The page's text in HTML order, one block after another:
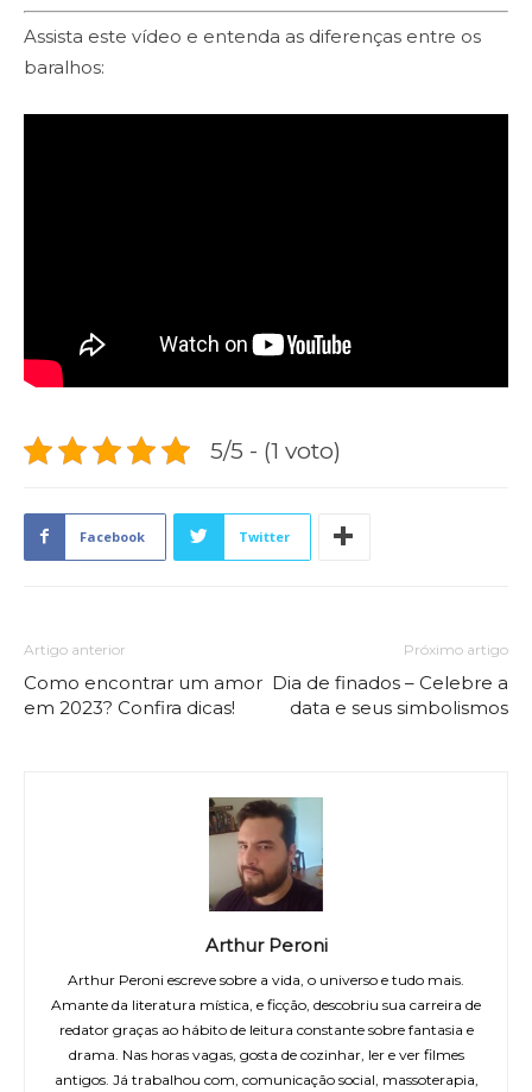
Assista este vídeo e entenda as diferenças entre os
baralhos:
5/5 - (1 voto)
Facebook Twitter
Artigo anterior
Como encontrar um amor
em 2023? Confira dicas!
Próximo artigo
Dia de finados – Celebre a
data e seus simbolismos
Arthur Peroni
Arthur Peroni escreve sobre a vida, o universo e tudo mais.
Amante da literatura mística, e ficção, descobriu sua carreira de
redator graças ao hábito de leitura constante sobre fantasia e
drama. Nas horas vagas, gosta de cozinhar, ler e ver filmes
antigos. Já trabalhou com, comunicação social, massoterapia,